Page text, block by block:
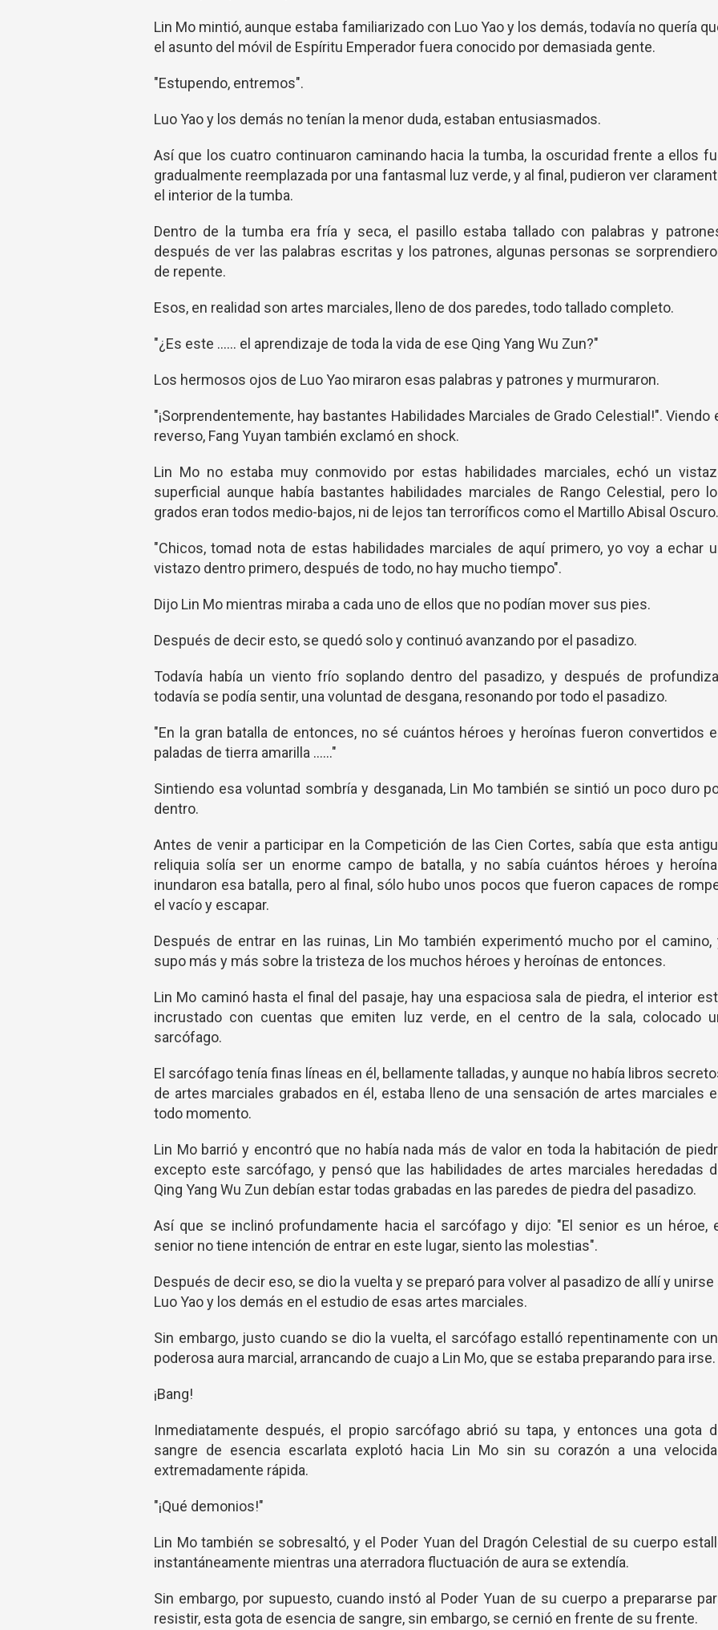
Lin Mo mintió, aunque estaba familiarizado con Luo Yao y los demás, todavía no quería
el asunto del móvil de Espíritu Emperador fuera conocido por demasiada gente.
"Estupendo, entremos".
Luo Yao y los demás no tenían la menor duda, estaban entusiasmados.
Así que los cuatro continuaron caminando hacia la tumba, la oscuridad frente a ellos
gradualmente reemplazada por una fantasmal luz verde, y al final, pudieron ver
el interior de la tumba.
Dentro de la tumba era fría y seca, el pasillo estaba tallado con palabras y
después de ver las palabras escritas y los patrones, algunas personas se
de repente.
Esos, en realidad son artes marciales, lleno de dos paredes, todo tallado completo.
"¿Es este ...... el aprendizaje de toda la vida de ese Qing Yang Wu Zun?"
Los hermosos ojos de Luo Yao miraron esas palabras y patrones y murmuraron.
"¡Sorprendentemente, hay bastantes Habilidades Marciales de Grado Celestial!". Viendo
reverso, Fang Yuyan también exclamó en shock.
Lin Mo no estaba muy conmovido por estas habilidades marciales, echó un
superficial aunque había bastantes habilidades marciales de Rango Celestial, pero
grados eran todos medio-bajos, ni de lejos tan terroríficos como el Martillo Abisal Oscuro.
"Chicos, tomad nota de estas habilidades marciales de aquí primero, yo voy a echar
vistazo dentro primero, después de todo, no hay mucho tiempo".
Dijo Lin Mo mientras miraba a cada uno de ellos que no podían mover sus pies.
Después de decir esto, se quedó solo y continuó avanzando por el pasadizo.
Todavía había un viento frío soplando dentro del pasadizo, y después de
todavía se podía sentir, una voluntad de desgana, resonando por todo el pasadizo.
"En la gran batalla de entonces, no sé cuántos héroes y heroínas fueron convertidos
paladas de tierra amarilla ......"
Sintiendo esa voluntad sombría y desganada, Lin Mo también se sintió un poco duro
dentro.
Antes de venir a participar en la Competición de las Cien Cortes, sabía que esta
reliquia solía ser un enorme campo de batalla, y no sabía cuántos héroes y
inundaron esa batalla, pero al final, sólo hubo unos pocos que fueron capaces de
el vacío y escapar.
Después de entrar en las ruinas, Lin Mo también experimentó mucho por el camino,
supo más y más sobre la tristeza de los muchos héroes y heroínas de entonces.
Lin Mo caminó hasta el final del pasaje, hay una espaciosa sala de piedra, el interior
incrustado con cuentas que emiten luz verde, en el centro de la sala, colocado
sarcófago.
El sarcófago tenía finas líneas en él, bellamente talladas, y aunque no había libros
de artes marciales grabados en él, estaba lleno de una sensación de artes marciales
todo momento.
Lin Mo barrió y encontró que no había nada más de valor en toda la habitación de
excepto este sarcófago, y pensó que las habilidades de artes marciales heredadas
Qing Yang Wu Zun debían estar todas grabadas en las paredes de piedra del pasadizo.
Así que se inclinó profundamente hacia el sarcófago y dijo: "El senior es un héroe,
senior no tiene intención de entrar en este lugar, siento las molestias".
Después de decir eso, se dio la vuelta y se preparó para volver al pasadizo de allí y unirse
Luo Yao y los demás en el estudio de esas artes marciales.
Sin embargo, justo cuando se dio la vuelta, el sarcófago estalló repentinamente con
poderosa aura marcial, arrancando de cuajo a Lin Mo, que se estaba preparando para irse.
¡Bang!
Inmediatamente después, el propio sarcófago abrió su tapa, y entonces una gota
sangre de esencia escarlata explotó hacia Lin Mo sin su corazón a una
extremadamente rápida.
"¡Qué demonios!"
Lin Mo también se sobresaltó, y el Poder Yuan del Dragón Celestial de su cuerpo
instantáneamente mientras una aterradora fluctuación de aura se extendía.
Sin embargo, por supuesto, cuando instó al Poder Yuan de su cuerpo a prepararse
resistir, esta gota de esencia de sangre, sin embargo, se cernió en frente de su frente.